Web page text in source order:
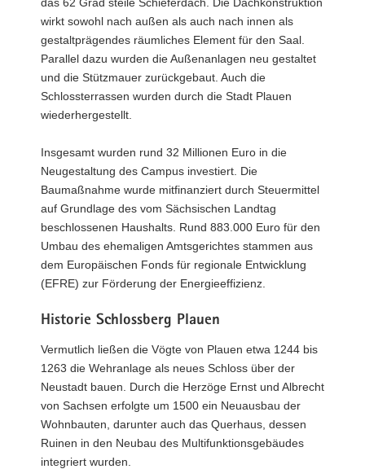
wirkt sowohl nach außen als auch nach innen als
gestaltprägendes räumliches Element für den Saal.
Parallel dazu wurden die Außenanlagen neu gestaltet
und die Stützmauer zurückgebaut. Auch die
Schlossterrassen wurden durch die Stadt Plauen
wiederhergestellt.
Insgesamt wurden rund 32 Millionen Euro in die
Neugestaltung des Campus investiert. Die
Baumaßnahme wurde mitfinanziert durch Steuermittel
auf Grundlage des vom Sächsischen Landtag
beschlossenen Haushalts. Rund 883.000 Euro für den
Umbau des ehemaligen Amtsgerichtes stammen aus
dem Europäischen Fonds für regionale Entwicklung
(EFRE) zur Förderung der Energieeffizienz.
Historie Schlossberg Plauen
Vermutlich ließen die Vögte von Plauen etwa 1244 bis
1263 die Wehranlage als neues Schloss über der
Neustadt bauen. Durch die Herzöge Ernst und Albrecht
von Sachsen erfolgte um 1500 ein Neuausbau der
Wohnbauten, darunter auch das Querhaus, dessen
Ruinen in den Neubau des Multifunktionsgebäudes
integriert wurden.